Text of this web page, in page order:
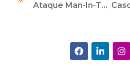
Ataque Man-In-The-Middle, Você Conhece Este Tipo De Fraude?